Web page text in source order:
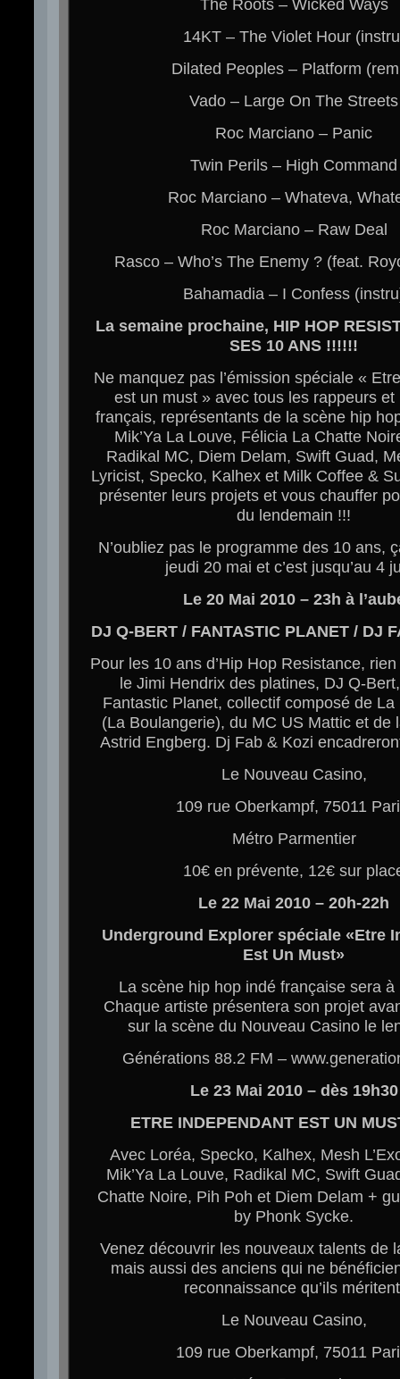
14KT – The Violet Hour
Dilated Peoples – Platform
Vado – Large On The Streets
Roc Marciano – Panic
Twin Perils – High Command
Roc Marciano – Whateva,
Roc Marciano – Raw Deal
Rasco – Who’s The Enemy ? (feat.
Bahamadia – I Confess
La semaine prochaine, HIP HOP
SES 10 ANS !!!!!!
Ne manquez pas l’émission spéciale «
est un must » avec tous les rappeurs et
français, représentants de la scène hip
Mik’Ya La Louve, Félicia La Chatte
Radikal MC, Diem Delam, Swift Guad,
Lyricist, Specko, Kalhex et Milk Coffee &
présenter leurs projets et vous chauffer
du lendemain !!!
N’oubliez pas le programme des 10 ans,
jeudi 20 mai et c’est jusqu’au 4
Le 20 Mai 2010 – 23h à
DJ Q-BERT / FANTASTIC PLANET / DJ
Pour les 10 ans d’Hip Hop Resistance,
le Jimi Hendrix des platines, DJ Q-
Fantastic Planet, collectif composé de La
(La Boulangerie), du MC US Mattic et de
Astrid Engberg. Dj Fab & Kozi
Le Nouveau Casino,
109 rue Oberkampf, 75011
Métro Parmentier
10€ en prévente, 12€ sur
Le 22 Mai 2010 – 20h-22h
Underground Explorer spéciale «Etre
Est Un Must»
La scène hip hop indé française sera à
Chaque artiste présentera son projet
sur la scène du Nouveau Casino le
Générations 88.2 FM –
Le 23 Mai 2010 – dès 19h30
ETRE INDEPENDANT EST UN
Avec Loréa, Specko, Kalhex, Mesh
Mik’Ya La Louve, Radikal MC, Swift
Chatte Noire, Pih Poh et Diem Delam +
by Phonk Sycke.
Venez découvrir les nouveaux talents de
mais aussi des anciens qui ne
reconnaissance qu’ils
Le Nouveau Casino,
109 rue Oberkampf, 75011